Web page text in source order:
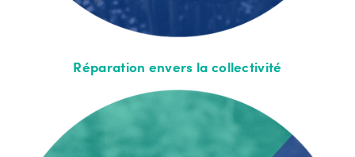
Réparation envers la collectivité